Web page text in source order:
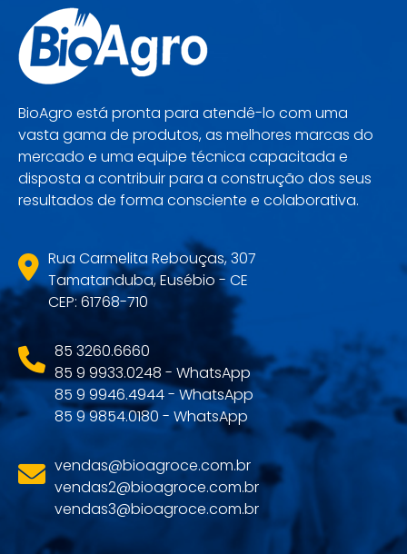
BioAgro está pronta para atendê-lo com uma
vasta gama de produtos, as melhores marcas do
mercado e uma equipe técnica capacitada e
disposta a contribuir para a construção dos seus
resultados de forma consciente e colaborativa.
Rua Carmelita Rebouças, 307
Tamatanduba, Eusébio - CE
CEP: 61768-710
85 3260.6660
85 9 9933.0248 - WhatsApp
85 9 9946.4944 - WhatsApp
85 9 9854.0180 - WhatsApp
vendas@bioagroce.com.br
vendas2@bioagroce.com.br
vendas3@bioagroce.com.br